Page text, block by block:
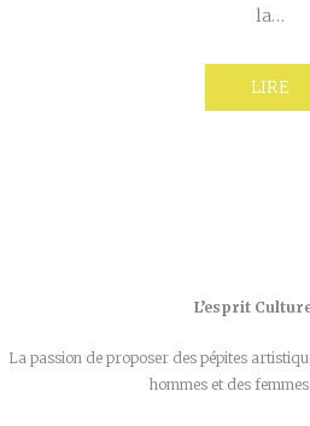
la…
LIRE
L’esprit
La passion de proposer des pépites
hommes et des femmes